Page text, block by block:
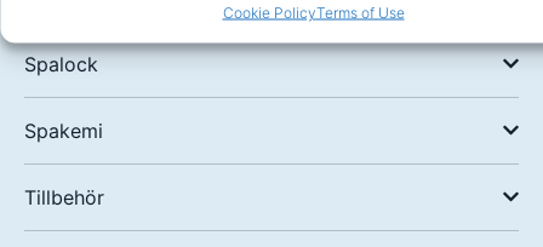
Cookie PolicyTerms of Use
Spalock
Spakemi
Tillbehör